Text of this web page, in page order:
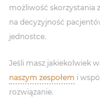
możliwość skorzystania
na decyzyjność
jednostce.
Jeśli masz jakiekolwiek
naszym zespołem i
rozwiązanie.